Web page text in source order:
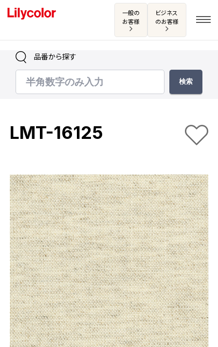
一般の
お客様
ビジネス
のお客様
ログイン・新規会員登録
お気に入り
商品を探す
商品を探す トップ
壁紙
カーテン
床材
ブランド・コレクション
Lilycolor Coordinate 着せ替えシミュレーション
カタログ一覧
カタログ一覧 トップ
壁紙
カーテン
床材
サステナブル商品
ノンワックス床タイル
壁紙機能性ガイド
施工事例
施工事例 トップ
医療・福祉施設
ホテル・オフィス・店舗
モデルハウス
新築戸建・マンション
リリカラノート
ショールーム
ショールーム トップ
品番から探す
LMT-16125